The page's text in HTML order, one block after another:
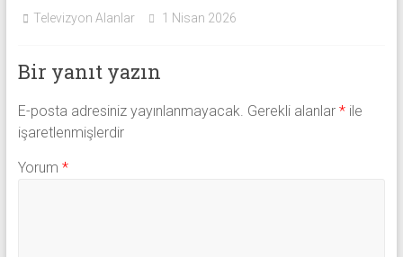
Televizyon Alanlar 1 Nisan 2026
Bir yanıt yazın
E-posta adresiniz yayınlanmayacak. Gerekli alanlar *ile
işaretlenmişlerdir
Yorum *